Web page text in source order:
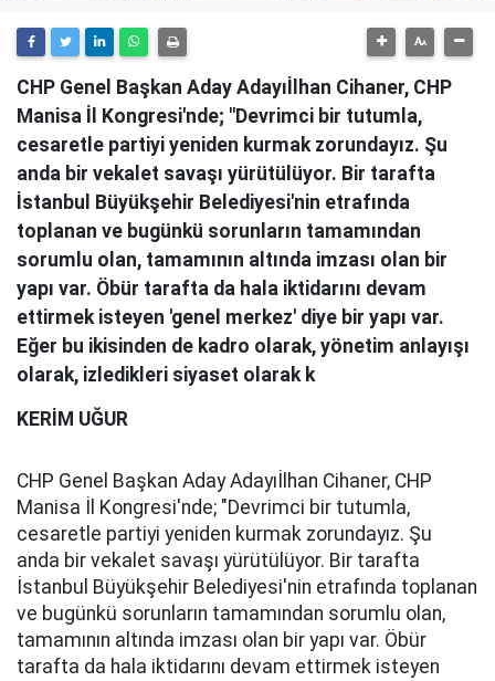
CHP Genel Başkan Aday Adayıİlhan Cihaner, CHP
Manisa İl Kongresi'nde; "Devrimci bir tutumla,
cesaretle partiyi yeniden kurmak zorundayız. Şu
anda bir vekalet savaşı yürütülüyor. Bir tarafta
İstanbul Büyükşehir Belediyesi'nin etrafında
toplanan ve bugünkü sorunların tamamından
sorumlu olan, tamamının altında imzası olan bir
yapı var. Öbür tarafta da hala iktidarını devam
ettirmek isteyen 'genel merkez' diye bir yapı var.
Eğer bu ikisinden de kadro olarak, yönetim anlayışı
olarak, izledikleri siyaset olarak k
KERİM UĞUR
CHP Genel Başkan Aday Adayıİlhan Cihaner, CHP
Manisa İl Kongresi'nde; "Devrimci bir tutumla,
cesaretle partiyi yeniden kurmak zorundayız. Şu
anda bir vekalet savaşı yürütülüyor. Bir tarafta
İstanbul Büyükşehir Belediyesi'nin etrafında toplanan
ve bugünkü sorunların tamamından sorumlu olan,
tamamının altında imzası olan bir yapı var. Öbür
tarafta da hala iktidarını devam ettirmek isteyen